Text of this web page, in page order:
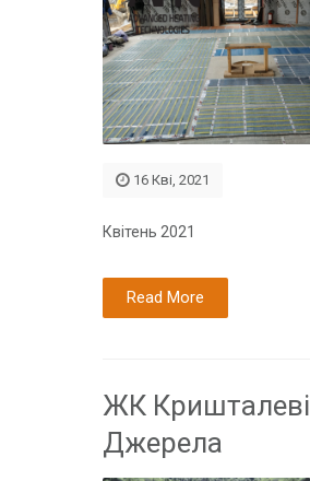
16 Кві, 2021
Квітень 2021
Read More
ЖК Кришталеві
Джерела